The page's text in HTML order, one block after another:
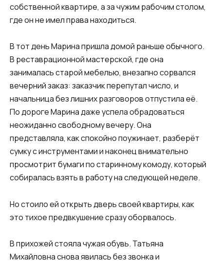
собственной квартире, а за чужим рабочим столом,
где он не имел права находиться.
В тот день Марина пришла домой раньше обычного.
В реставрационной мастерской, где она
занималась старой мебелью, внезапно сорвался
вечерний заказ: заказчик перепутал число, и
начальница без лишних разговоров отпустила её.
По дороге Марина даже успела обрадоваться
неожиданно свободному вечеру. Она
представляла, как спокойно поужинает, разберёт
сумку с инструментами и наконец внимательно
просмотрит бумаги по старинному комоду, который
собиралась взять в работу на следующей неделе.
Но стоило ей открыть дверь своей квартиры, как
это тихое предвкушение сразу оборвалось.
В прихожей стояла чужая обувь. Татьяна
Михайловна снова явилась без звонка и